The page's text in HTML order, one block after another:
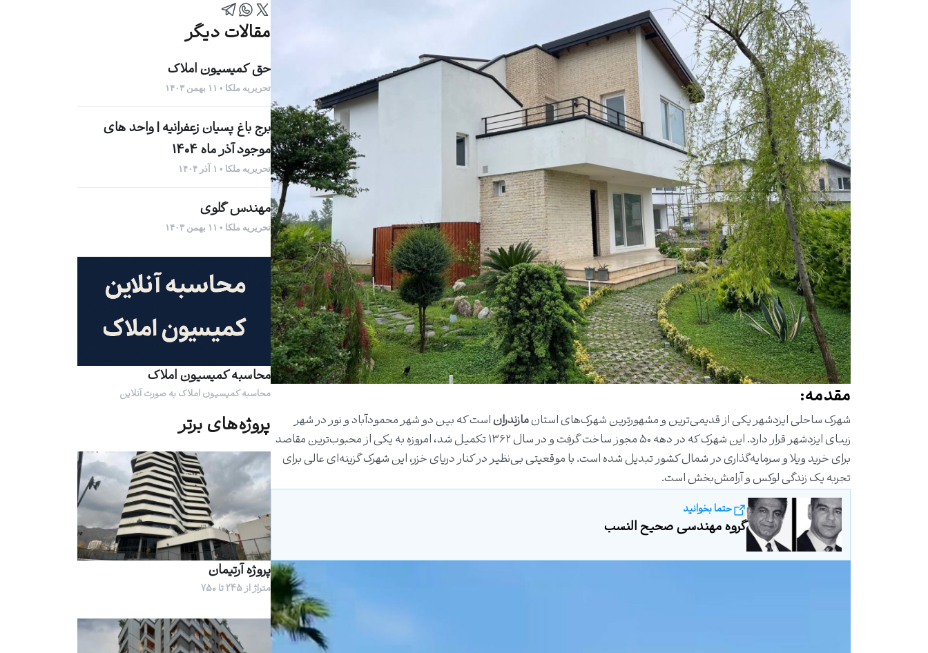
مقدمه:
شهرک ساحلی ایزدشهر یکی از قدیمی‌ترین و مشهورترین شهرک‌های استانمازندراناست که بین دو شهر محمودآباد و نور در شهر
زیبای ایزدشهر قرار دارد. این شهرک که در دهه ۵۰ مجوز ساخت گرفت و در سال ۱۳۶۲ تکمیل شد، امروزه به یکی از محبوب‌ترین مقاصد
برای خرید ویلا و سرمایه‌گذاری در شمال کشور تبدیل شده است. با موقعیتی بی‌نظیر در کنار دریای خزر، این شهرک گزینه‌ای عالی برای
تجربه یک زندگی لوکس و آرامش‌بخش است.
حتما بخوانید
گروه مهندسی صحیح النسب
مقالات دیگر
حق کمیسیون املاک
تحریریه ملکا • ۱۱ بهمن ۱۴۰۳
برج باغ پسیان زعفرانیه | واحد های
موجود آذر ماه 1404
تحریریه ملکا • ۱ آذر ۱۴۰۴
مهندس گلوی
تحریریه ملکا • ۱۱ بهمن ۱۴۰۳
محاسبه کمیسیون املاک
محاسبه کمیسیون املاک به صورت آنلاین
پروژه‌های برتر
پروژه آرتیمان
متراژ از 245 تا 750